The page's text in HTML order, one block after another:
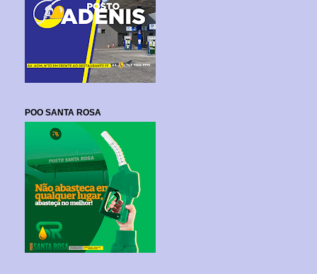
POO SANTA ROSA